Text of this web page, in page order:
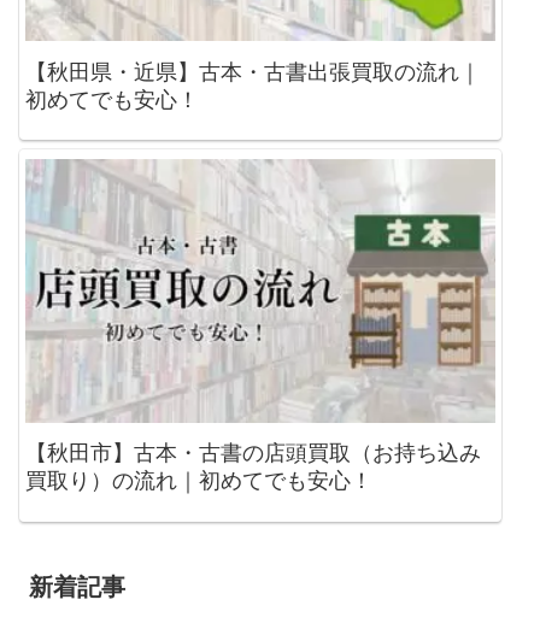
【秋田県・近県】古本・古書出張買取の流れ｜
初めてでも安心！
【秋田市】古本・古書の店頭買取（お持ち込み
買取り）の流れ｜初めてでも安心！
新着記事